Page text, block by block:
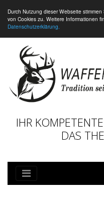
Durch Nutzung dieser Webseite
von Cookies zu. Weitere Informationen
Datenschutzerklärung.
IHR
DAS